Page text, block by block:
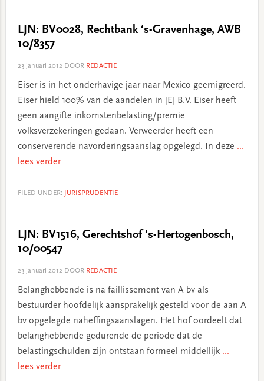
LJN: BV0028, Rechtbank ‘s-Gravenhage, AWB
10/8357
23 januari 2012DOOR REDACTIE
Eiser is in het onderhavige jaar naar Mexico geemigreerd.
Eiser hield 100% van de aandelen in [E] B.V. Eiser heeft
geen aangifte inkomstenbelasting/premie
volksverzekeringen gedaan. Verweerder heeft een
conserverende navorderingsaanslag opgelegd. In deze ...
lees verder
FILED UNDER: JURISPRUDENTIE
LJN: BV1516, Gerechtshof ‘s-Hertogenbosch,
10/00547
23 januari 2012DOOR REDACTIE
Belanghebbende is na faillissement van A bv als
bestuurder hoofdelijk aansprakelijk gesteld voor de aan A
bv opgelegde naheffingsaanslagen. Het hof oordeelt dat
belanghebbende gedurende de periode dat de
belastingschulden zijn ontstaan formeel middellijk ...
lees verder